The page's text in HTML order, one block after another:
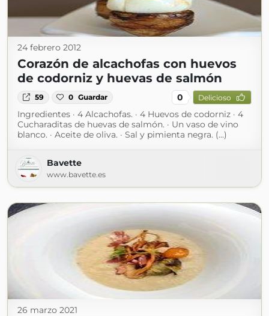
24 febrero 2012
Corazón de alcachofas con huevos
de codorniz y huevas de salmón
59 0 Guardar 0 Delicioso
Ingredientes · 4 Alcachofas. · 4 Huevos de codorniz · 4
Cucharaditas de huevas de salmón. · Un vaso de vino
blanco. · Aceite de oliva. · Sal y pimienta negra. (...)
Bavette
www.bavette.es
26 marzo 2021